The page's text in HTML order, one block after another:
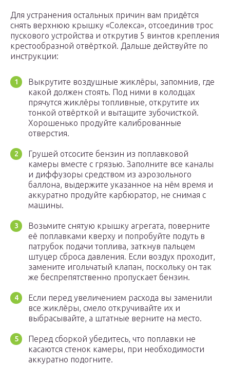
Для устранения остальных причин вам придётся
снять верхнюю крышку «Солекса», отсоединив трос
пускового устройства и открутив 5 винтов крепления
крестообразной отвёрткой. Дальше действуйте по
инструкции:
Выкрутите воздушные жиклёры, запомнив, где
какой должен стоять. Под ними в колодцах
прячутся жиклёры топливные, открутите их
тонкой отвёрткой и вытащите зубочисткой.
Хорошенько продуйте калиброванные
отверстия.
Грушей отсосите бензин из поплавковой
камеры вместе с грязью. Заполните все каналы
и диффузоры средством из аэрозольного
баллона, выдержите указанное на нём время и
аккуратно продуйте карбюратор, не снимая с
машины.
Возьмите снятую крышку агрегата, поверните
её поплавками кверху и попробуйте подуть в
патрубок подачи топлива, заткнув пальцем
штуцер сброса давления. Если воздух проходит,
замените игольчатый клапан, поскольку он так
же беспрепятственно пропускает бензин.
Если перед увеличением расхода вы заменили
все жиклёры, смело откручивайте их и
выбрасывайте, а штатные верните на место.
Перед сборкой убедитесь, что поплавки не
касаются стенок камеры, при необходимости
аккуратно подогните.